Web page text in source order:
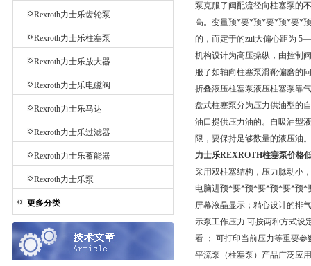
Rexroth力士乐齿轮泵
Rexroth力士乐柱塞泵
Rexroth力士乐放大器
Rexroth力士乐电磁阀
Rexroth力士乐马达
Rexroth力士乐过滤器
Rexroth力士乐蓄能器
Rexroth力士乐泵
更多分类
泵克服了阀配流径向柱塞泵的
高。变量预*要*预*要*预*要*
的，而定于的zui大偏心距为
机构设计为高压操纵，由控制
服了如轴向柱塞泵滑靴偏磨的
折叠液压柱塞泵液压柱塞泵靠
盘式柱塞泵分为压力供油型的
油口提供压力油的。自吸油型
限，要保持足够数量的液压油
力士乐REXROTH柱塞泵价格
采用双柱塞结构，压力脉动小
电脑进预*要*预*要*预*要*预*
屏幕液晶显示；精心设计的排
示泵工作压力 可按两种方式设
看 ； 可打印当前压力等重要参
平流泵（柱塞泵）产品广泛应